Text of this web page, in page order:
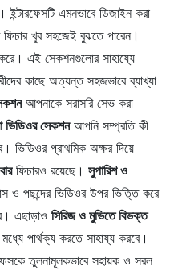
এমনভাবে ডিজাইন করা
ফিচার খুব সহজেই বুঝতে পারেন।
এই সেকশনগুলোর সাহায্যে
কাছে অত্যন্ত সহজভাবে ব্যাখ্যা
আপনাকে সরাসরি সেভ করা
ভিডিওর সেকশনআপনি সম্প্রতি কী
ভিডিওর প্রাথমিক অক্ষর দিয়ে
ফিচারও রয়েছে। সুপারিশ ও
ও পছন্দের ভিডিওর উপর ভিত্তি করে
এছাড়াও সিরিজ ও মুভিতে বিভক্ত
পার্থক্য করতে সাহায্য করবে।
তুলনামূলকভাবে সহায়ক ও সরল